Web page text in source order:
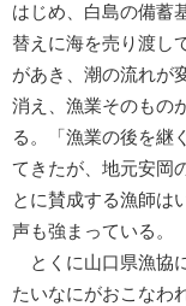
はじめ、白島の備蓄
替えに海を売り渡し
があき、潮の流れが
消え、漁業そのもの
る。「漁業の後を継
てきたが、地元安岡
とに賛成する漁師は
声も強まっている。
とくに山口県漁協
たいなにがおこなわ